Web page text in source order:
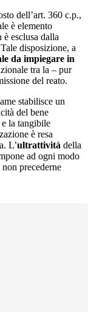
dell’art. 360 c.p.,
è elemento
esclusa dalla
disposizione, a
da impiegare in
tra la – pur
del reato.
stabilisce un
del bene
la tangibile
è resa
L’ultrattività della
ad ogni modo
precederne